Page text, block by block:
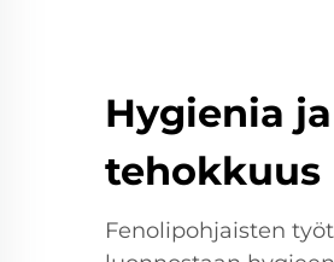
Hygienia
tehokkuus
Fenolipohjaisten